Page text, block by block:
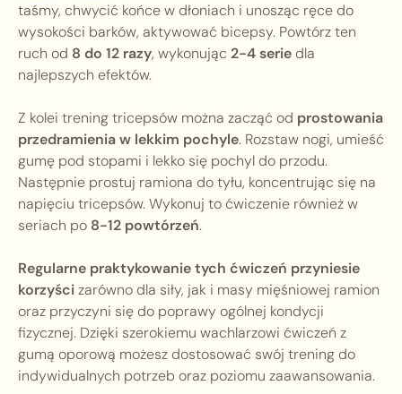
taśmy, chwycić końce w dłoniach i unosząc ręce do
wysokości barków, aktywować bicepsy. Powtórz ten
ruch od 8 do 12 razy, wykonując 2-4 seriedla
najlepszych efektów.
Z kolei trening tricepsów można zacząć od prostowania
przedramienia w lekkim pochyle. Rozstaw nogi, umieść
gumę pod stopami i lekko się pochyl do przodu.
Następnie prostuj ramiona do tyłu, koncentrując się na
napięciu tricepsów. Wykonuj to ćwiczenie również w
seriach po 8-12 powtórzeń.
Regularne praktykowanie tych ćwiczeń przyniesie
korzyścizarówno dla siły, jak i masy mięśniowej ramion
oraz przyczyni się do poprawy ogólnej kondycji
fizycznej. Dzięki szerokiemu wachlarzowi ćwiczeń z
gumą oporową możesz dostosować swój trening do
indywidualnych potrzeb oraz poziomu zaawansowania.